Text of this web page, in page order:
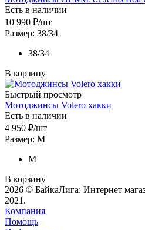
Есть в наличии
10 990 ₽/шт
Размер: 38/34
38/34
В корзину
Быстрый просмотр
Мотоджинсы Volero хакки
Есть в наличии
4 950 ₽/шт
Размер: M
M
В корзину
2026 © БайкаЛига: Интернет
2021.
Компания
Помощь